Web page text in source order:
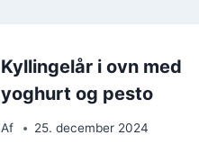
Kyllingelår i ovn med
yoghurt og pesto
Af 25. december 2024